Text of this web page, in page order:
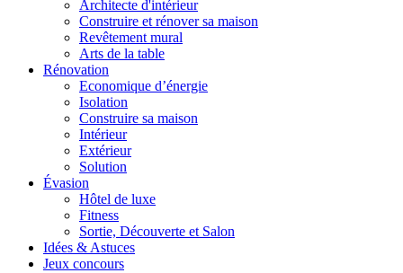
Architecte d'intérieur
Construire et rénover sa maison
Revêtement mural
Arts de la table
Rénovation
Economique d’énergie
Isolation
Construire sa maison
Intérieur
Extérieur
Solution
Évasion
Hôtel de luxe
Fitness
Sortie, Découverte et Salon
Idées & Astuces
Jeux concours